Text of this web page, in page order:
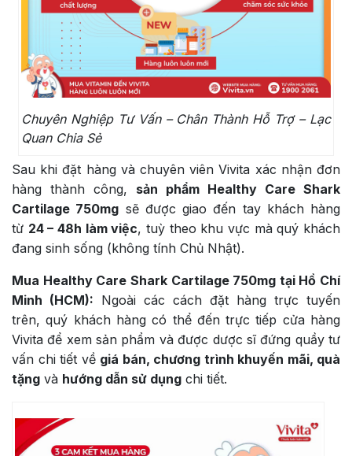
Chuyên Nghiệp Tư Vấn – Chân Thành Hỗ Trợ – Lạc
Quan Chia Sẻ
Sau khi đặt hàng và chuyên viên Vivita xác nhận đơn
hàng thành công, sản phẩm Healthy Care Shark
Cartilage 750mg sẽ được giao đến tay khách hàng
từ 24 – 48h làm việc, tuỳ theo khu vực mà quý khách
đang sinh sống (không tính Chủ Nhật).
Mua Healthy Care Shark Cartilage 750mg tại Hồ Chí
Minh (HCM): Ngoài các cách đặt hàng trực tuyến
trên, quý khách hàng có thể đến trực tiếp cửa hàng
Vivita để xem sản phẩm và được dược sĩ đứng quầy tư
vấn chi tiết về giá bán, chương trình khuyến mãi, quà
tặng và hướng dẫn sử dụng chi tiết.